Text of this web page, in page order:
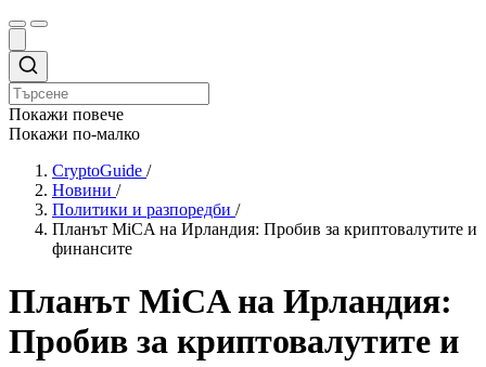
Покажи повече
Покажи по-малко
CryptoGuide /
Новини /
Политики и разпоредби /
Планът MiCA на Ирландия: Пробив за криптовалутите и
финансите
Планът MiCA на Ирландия:
Пробив за криптовалутите и